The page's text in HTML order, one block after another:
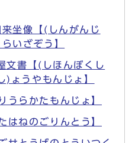
坐像【(しんがんじ
いざぞう】
文書【(しほんぼくし
)ょうやもんじょ】
うらかたもんじょ】
はねのごりんとう】